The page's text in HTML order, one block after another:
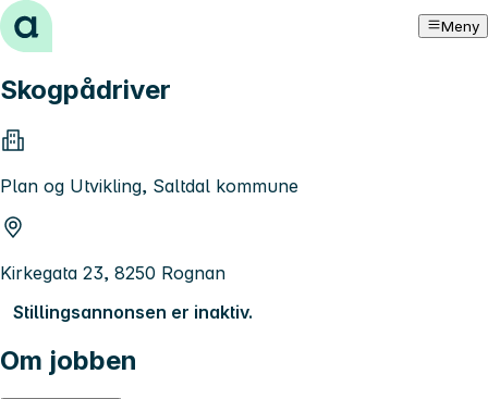
Hopp til innhold Meny
Skogpådriver
Plan og Utvikling, Saltdal kommune
Kirkegata 23, 8250 Rognan
Stillingsannonsen er inaktiv.
Om jobben